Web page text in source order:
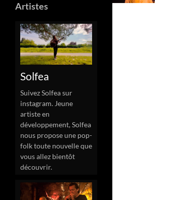
Artistes
Solfea
Suivez Solfea sur
instagram. Jeune
artiste en
développement, Solfea
nous propose une pop-
folk toute nouvelle que
vous allez bientôt
découvrir.